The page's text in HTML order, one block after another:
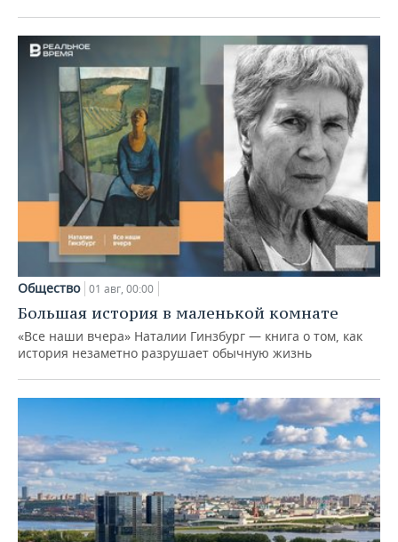
Общество 01 авг, 00:00
Большая история в маленькой комнате
«Все наши вчера» Наталии Гинзбург — книга о том, как
история незаметно разрушает обычную жизнь